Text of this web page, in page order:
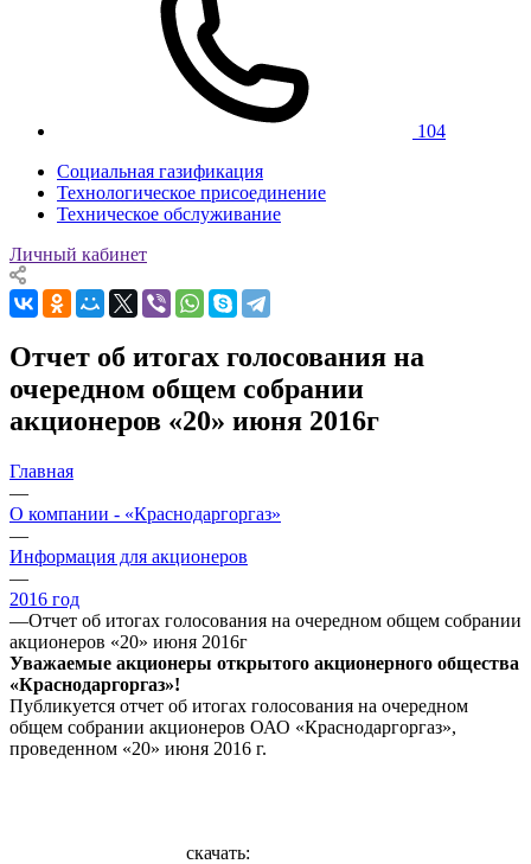
104
Социальная газификация
Технологическое присоединение
Техническое обслуживание
Личный кабинет
Отчет об итогах голосования на
очередном общем собрании
акционеров «20» июня 2016г
Главная
—
О компании - «Краснодаргоргаз»
—
Информация для акционеров
—
2016 год
—Отчет об итогах голосования на очередном общем собрании
акционеров «20» июня 2016г
Уважаемые акционеры открытого акционерного общества
«Краснодаргоргаз»!
Публикуется отчет об итогах голосования на очередном
общем собрании акционеров ОАО «Краснодаргоргаз»,
проведенном «20» июня 2016 г.
скачать: